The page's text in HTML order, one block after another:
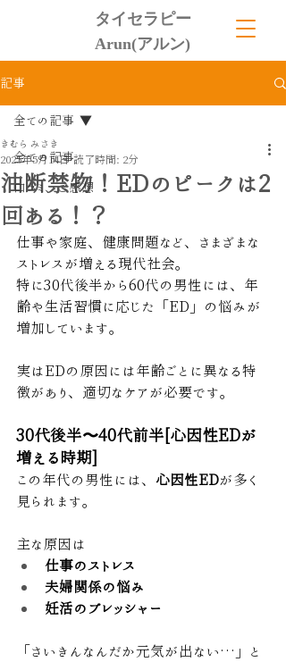
タイセラピー
Arun(アルン)
記事
全ての記事
口コミ、ご感想
全ての記事
油断禁物！EDのピークは2
回ある！？
きむら みさき
2025年5月14日 読了時間: 2分
仕事や家庭、健康問題など、さまざまな
ストレスが増える現代社会。
特に30代後半から60代の男性には、年
齢や生活習慣に応じた「ED」の悩みが
増加しています。
実はEDの原因には年齢ごとに異なる特
徴があり、適切なケアが必要です。
30代後半〜40代前半[心因性EDが
増える時期]
この年代の男性には、 心因性EDが多く
見られます。
主な原因は
仕事のストレス
夫婦関係の悩み
妊活のプレッシャー
「さいきんなんだか元気が出ない…」と